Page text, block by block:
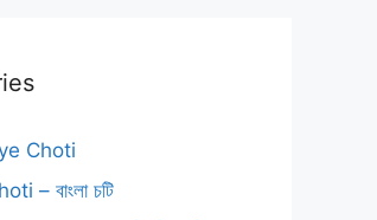
Choti
– বাংলা চটি